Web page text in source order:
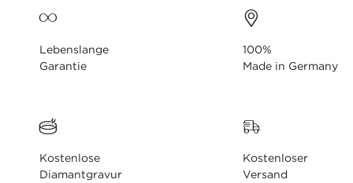
Lebenslange
Garantie
100%
Made in Germany
Kostenlose
Diamantgravur
Kostenloser
Versand